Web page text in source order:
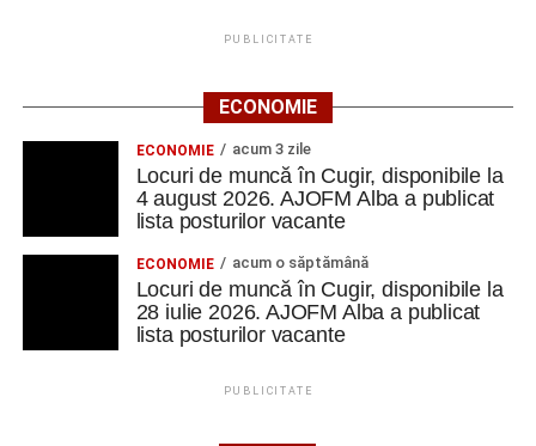
PUBLICITATE
ECONOMIE
ECONOMIE acum 3 zile
Locuri de muncă în Cugir, disponibile la
4 august 2026. AJOFM Alba a publicat
lista posturilor vacante
ECONOMIE acum o săptămână
Locuri de muncă în Cugir, disponibile la
28 iulie 2026. AJOFM Alba a publicat
lista posturilor vacante
PUBLICITATE